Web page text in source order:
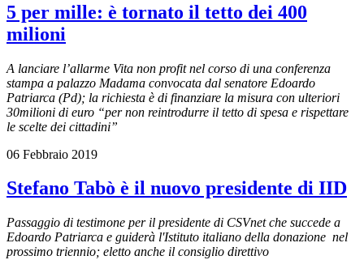
5 per mille: è tornato il tetto dei 400
milioni
A lanciare l’allarme Vita non profit nel corso di una conferenza
stampa a palazzo Madama convocata dal senatore Edoardo
Patriarca (Pd); la richiesta è di finanziare la misura con ulteriori
30milioni di euro “per non reintrodurre il tetto di spesa e rispettare
le scelte dei cittadini”
06 Febbraio 2019
Stefano Tabò è il nuovo presidente di IID
Passaggio di testimone per il presidente di CSVnet che succede a
Edoardo Patriarca e guiderà l'Istituto italiano della donazione nel
prossimo triennio; eletto anche il consiglio direttivo